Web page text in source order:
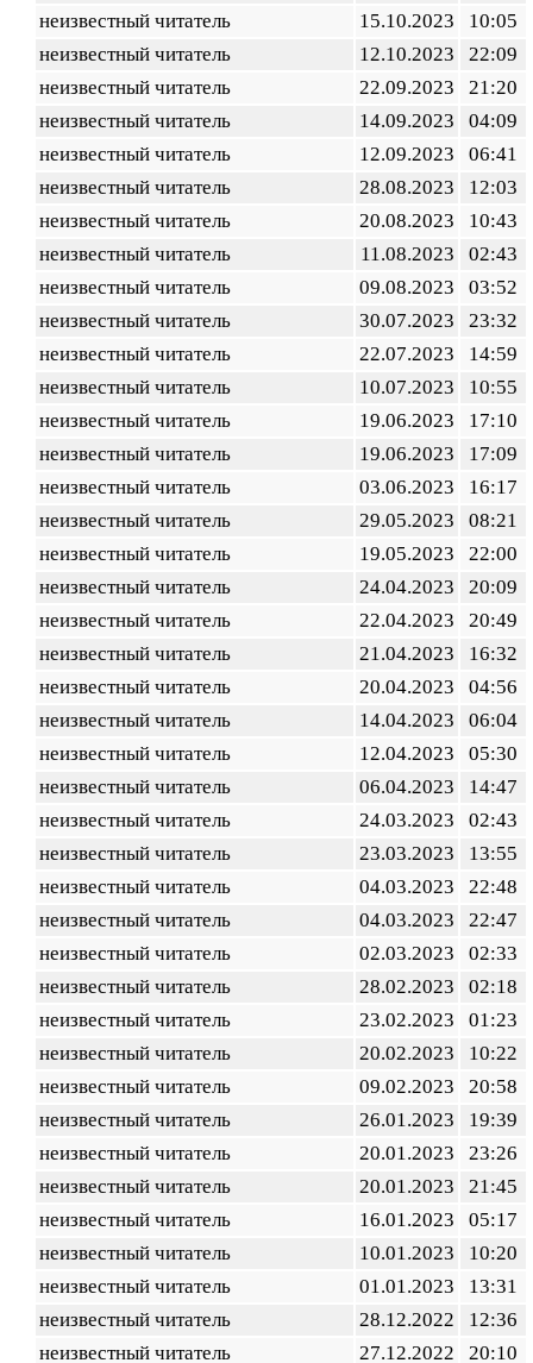
неизвестный читатель
15.10.2023
10:05
неизвестный читатель
12.10.2023
22:09
неизвестный читатель
22.09.2023
21:20
неизвестный читатель
14.09.2023
04:09
неизвестный читатель
12.09.2023
06:41
неизвестный читатель
28.08.2023
12:03
неизвестный читатель
20.08.2023
10:43
неизвестный читатель
11.08.2023
02:43
неизвестный читатель
09.08.2023
03:52
неизвестный читатель
30.07.2023
23:32
неизвестный читатель
22.07.2023
14:59
неизвестный читатель
10.07.2023
10:55
неизвестный читатель
19.06.2023
17:10
неизвестный читатель
19.06.2023
17:09
неизвестный читатель
03.06.2023
16:17
неизвестный читатель
29.05.2023
08:21
неизвестный читатель
19.05.2023
22:00
неизвестный читатель
24.04.2023
20:09
неизвестный читатель
22.04.2023
20:49
неизвестный читатель
21.04.2023
16:32
неизвестный читатель
20.04.2023
04:56
неизвестный читатель
14.04.2023
06:04
неизвестный читатель
12.04.2023
05:30
неизвестный читатель
06.04.2023
14:47
неизвестный читатель
24.03.2023
02:43
неизвестный читатель
23.03.2023
13:55
неизвестный читатель
04.03.2023
22:48
неизвестный читатель
04.03.2023
22:47
неизвестный читатель
02.03.2023
02:33
неизвестный читатель
28.02.2023
02:18
неизвестный читатель
23.02.2023
01:23
неизвестный читатель
20.02.2023
10:22
неизвестный читатель
09.02.2023
20:58
неизвестный читатель
26.01.2023
19:39
неизвестный читатель
20.01.2023
23:26
неизвестный читатель
20.01.2023
21:45
неизвестный читатель
16.01.2023
05:17
неизвестный читатель
10.01.2023
10:20
неизвестный читатель
01.01.2023
13:31
неизвестный читатель
28.12.2022
12:36
неизвестный читатель
27.12.2022 20:10